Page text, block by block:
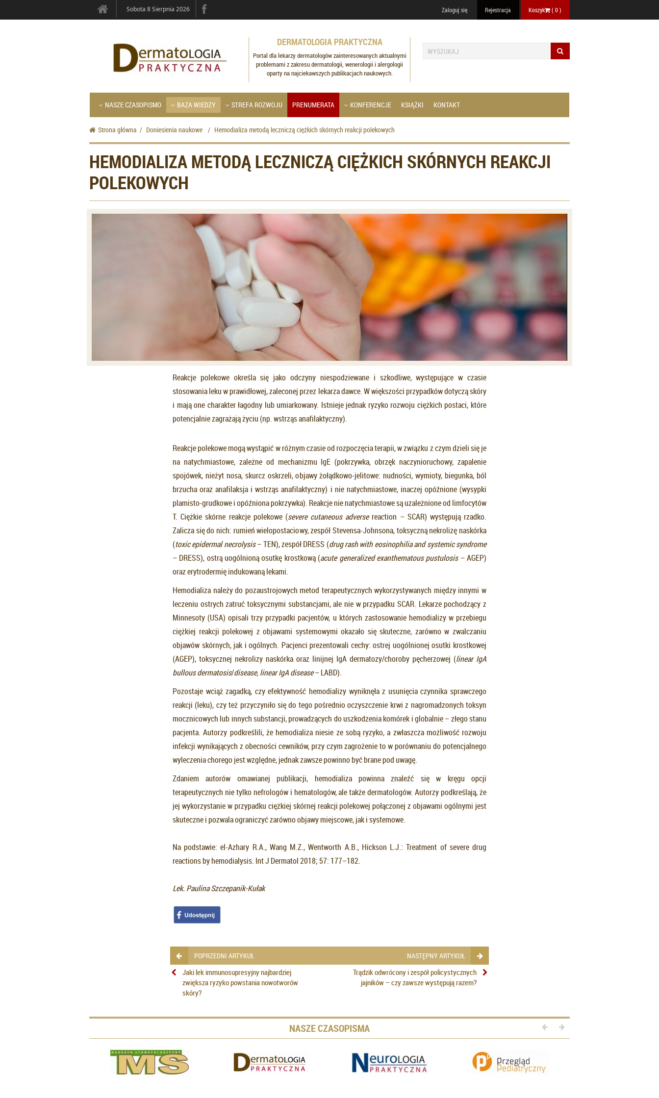
Sobota 8 Sierpnia 2026 Zaloguj się Rejestracja Koszyk (0)
DERMATOLOGIA PRAKTYCZNA
Portal dla lekarzy dermatologów zainteresowanych aktualnymi
problemami z zakresu dermatologii, wenerologii i alergologii
oparty na najciekawszych publikacjach naukowych.
NASZE CZASOPISMO BAZA WIEDZY STREFA ROZWOJU PRENUMERATA KONFERENCJE KSIĄŻKI KONTAKT
Strona główna / Doniesienia naukowe / Hemodializa metodą leczniczą ciężkich skórnych reakcji polekowych
HEMODIALIZA METODĄ LECZNICZĄ CIĘŻKICH SKÓRNYCH REAKCJI
POLEKOWYCH
Reakcje polekowe określa się jako odczyny niespodziewane i szkodliwe, występujące w czasie
stosowania leku w prawidłowej, zaleconej przez lekarza dawce. W większości przypadków dotyczą skóry
i mają one charakter łagodny lub umiarkowany. Istnieje jednak ryzyko rozwoju ciężkich postaci, które
potencjalnie zagrażają życiu (np. wstrząs anafilaktyczny).
Reakcje polekowe mogą wystąpić w różnym czasie od rozpoczęcia terapii, w związku z czym dzieli się je
na natychmiastowe, zależne od mechanizmu IgE (pokrzywka, obrzęk naczynioruchowy, zapalenie
spojówek, nieżyt nosa, skurcz oskrzeli, objawy żołądkowo-jelitowe: nudności, wymioty, biegunka, ból
brzucha oraz anafilaksja i wstrząs anafilaktyczny) i nie natychmiastowe, inaczej opóźnione (wysypki
plamisto-grudkowe i opóźniona pokrzywka). Reakcje nie natychmiastowe są uzależnione od limfocytów
T. Ciężkie skórne reakcje polekowe (severe cutaneous adverse reaction – SCAR) występują rzadko.
Zalicza się do nich: rumień wielopostaciowy, zespół Stevensa-Johnsona, toksyczną nekrolizę naskórka
(toxic epidermal necrolysis– TEN), zespół DRESS (drug rash with eosinophilia and systemic syndrome
– DRESS), ostrą uogólnioną osutkę krostkową (acute generalized exanthematous pustulosis– AGEP)
oraz erytrodermię indukowaną lekami.
Hemodializa należy do pozaustrojowych metod terapeutycznych wykorzystywanych między innymi w
leczeniu ostrych zatruć toksycznymi substancjami, ale nie w przypadku SCAR. Lekarze pochodzący z
Minnesoty (USA) opisali trzy przypadki pacjentów, u których zastosowanie hemodializy w przebiegu
ciężkiej reakcji polekowej z objawami systemowymi okazało się skuteczne, zarówno w zwalczaniu
objawów skórnych, jak i ogólnych. Pacjenci prezentowali cechy: ostrej uogólnionej osutki krostkowej
(AGEP), toksycznej nekrolizy naskórka oraz linijnej IgA dermatozy/choroby pęcherzowej (linear IgA
bullous dermatosis/disease, linear IgA disease– LABD).
Pozostaje wciąż zagadką, czy efektywność hemodializy wyniknęła z usunięcia czynnika sprawczego
reakcji (leku), czy też przyczyniło się do tego pośrednio oczyszczenie krwi z nagromadzonych toksyn
mocznicowych lub innych substancji, prowadzących do uszkodzenia komórek i globalnie – złego stanu
pacjenta. Autorzy podkreślili, że hemodializa niesie ze sobą ryzyko, a zwłaszcza możliwość rozwoju
infekcji wynikających z obecności cewników, przy czym zagrożenie to w porównaniu do potencjalnego
wyleczenia chorego jest względne, jednak zawsze powinno być brane pod uwagę.
Zdaniem autorów omawianej publikacji, hemodializa powinna znaleźć się w kręgu opcji
terapeutycznych nie tylko nefrologów i hematologów, ale także dermatologów. Autorzy podkreślają, że
jej wykorzystanie w przypadku ciężkiej skórnej reakcji polekowej połączonej z objawami ogólnymi jest
skuteczne i pozwala ograniczyć zarówno objawy miejscowe, jak i systemowe.
Na podstawie: el-Azhary R.A., Wang M.Z., Wentworth A.B., Hickson L.J.: Treatment of severe drug
reactions by hemodialysis. Int J Dermatol 2018; 57: 177–182.
Lek. Paulina Szczepanik-Kułak
POPRZEDNI ARTYKUŁ NASTĘPNY ARTYKUŁ
Jaki lek immunosupresyjny najbardziej
zwiększa ryzyko powstania nowotworów
skóry?
Trądzik odwrócony i zespół policystycznych
jajników – czy zawsze występują razem?
NASZE CZASOPISMA